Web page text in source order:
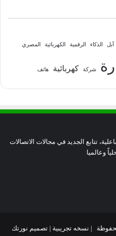
آبل الذكاء الرقمية الكهربائية المصري
شركة كهربائية هاتف
تتابع الجديد في مجالات الاتصالات
وعالميا
تصميم نورتك